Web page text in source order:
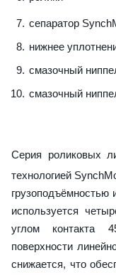
сепаратор
нижнее
смазочный
смазочный
Серия роликовых
технологией
используется
углом контакта
поверхности
снижается, что